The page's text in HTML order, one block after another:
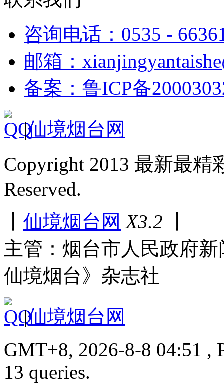
咨询电话：0535 -
邮箱：
备案：鲁ICP备
|仙境烟台网
Copyright 2013 最新最
Reserved.
仙境烟台网 X3.2
主管：烟台市人民政府
仙境烟台》杂志社
|仙境烟台网
GMT+8, 2026-8-8 04:51 ,
13 queries.